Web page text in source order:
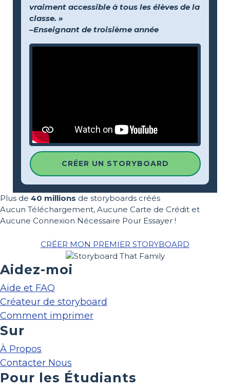
vraiment accessible à tous les élèves de la
classe. »
–Enseignant de troisième année
CRÉER UN STORYBOARD
Plus de 40 millions de storyboards créés
Aucun Téléchargement, Aucune Carte de Crédit et
Aucune Connexion Nécessaire Pour Essayer !
CRÉER MON PREMIER STORYBOARD
Aidez-moi
Aide et FAQ
Créateur de storyboard
Comment imprimer
Sur
À Propos
Contacter Nous
Pour les Étudiants